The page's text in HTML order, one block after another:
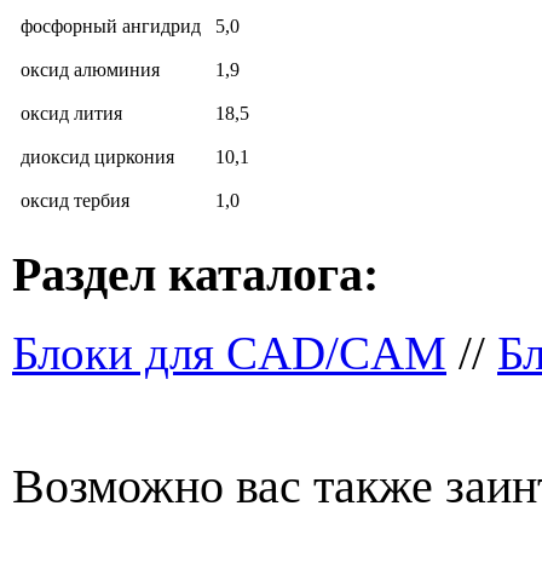
фосфорный ангидрид 5,0
оксид алюминия 1,9
оксид лития 18,5
диоксид циркония 10,1
оксид тербия 1,0
Раздел каталога:
Блоки для CAD/CAM //
Возможно вас также